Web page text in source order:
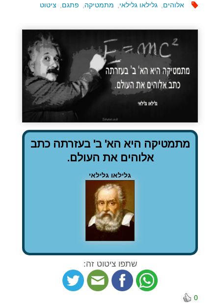
אלוהים גלילאו גלילאי מתמטיקה פתגם ציטוט
מתמטיקה היא הא' ב' בעזרתה כתב
אלוהים את העולם.
גלילאו גלילאי
שתפו ציטוט זה:
0